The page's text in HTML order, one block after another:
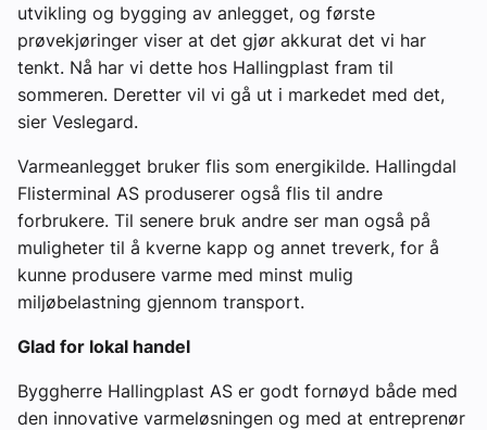
utvikling og bygging av anlegget, og første
prøvekjøringer viser at det gjør akkurat det vi har
tenkt. Nå har vi dette hos Hallingplast fram til
sommeren. Deretter vil vi gå ut i markedet med det,
sier Veslegard.
Varmeanlegget bruker flis som energikilde. Hallingdal
Flisterminal AS produserer også flis til andre
forbrukere. Til senere bruk andre ser man også på
muligheter til å kverne kapp og annet treverk, for å
kunne produsere varme med minst mulig
miljøbelastning gjennom transport.
Glad for lokal handel
Byggherre Hallingplast AS er godt fornøyd både med
den innovative varmeløsningen og med at entreprenør